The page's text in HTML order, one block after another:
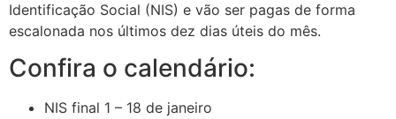
Identificação Social (NIS) e vão ser pagas de forma
escalonada nos últimos dez dias úteis do mês.
Confira o calendário:
NIS final 1 – 18 de janeiro